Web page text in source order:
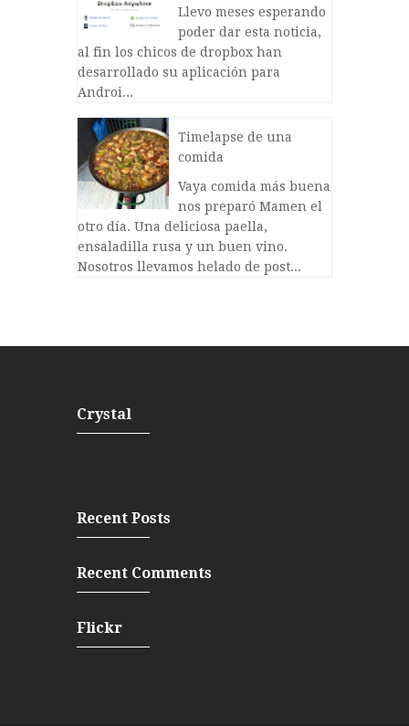
Llevo meses esperando
poder dar esta noticia,
al fin los chicos de dropbox han
desarrollado su aplicación para
Androi...
Timelapse de una
comida
Vaya comida más buena
nos preparó Mamen el
otro día. Una deliciosa paella,
ensaladilla rusa y un buen vino.
Nosotros llevamos helado de post...
Crystal
Recent Posts
Recent Comments
Flickr